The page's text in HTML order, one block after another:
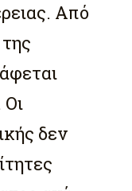
Από
δεν